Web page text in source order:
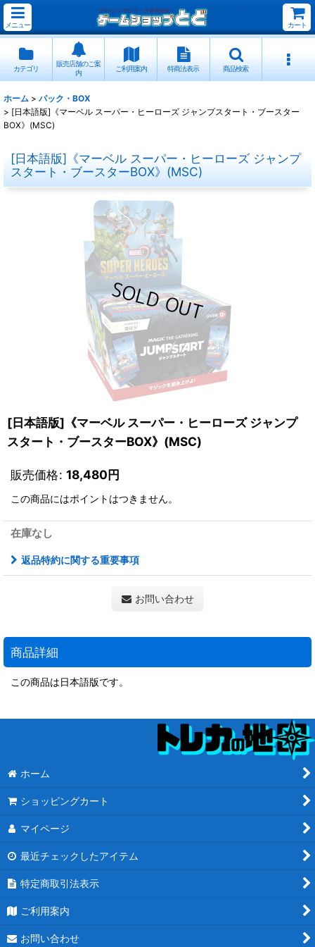
メニュー カート
カテゴリ
販売店舗のご案
内
ご利用案内 特商法表示 商品検索
ホーム > パック・BOX
> [日本語版]《マーベル スーパー・ヒーローズ ジャンプスタート・ブースター
BOX》(MSC)
[日本語版]《マーベル スーパー・ヒーローズ ジャンプ
スタート・ブースターBOX》(MSC)
[日本語版]《マーベル スーパー・ヒーローズ ジャンプ
スタート・ブースターBOX》(MSC)
販売価格: 18,480円
この商品にはポイントはつきません。
在庫なし
返品特約に関する重要事項
お問い合わせ
商品詳細
この商品は日本語版です。
ホーム
ショッピングカート
マイページ
最近チェックしたアイテム
特定商取引法表示
ご利用案内
お問い合わせ